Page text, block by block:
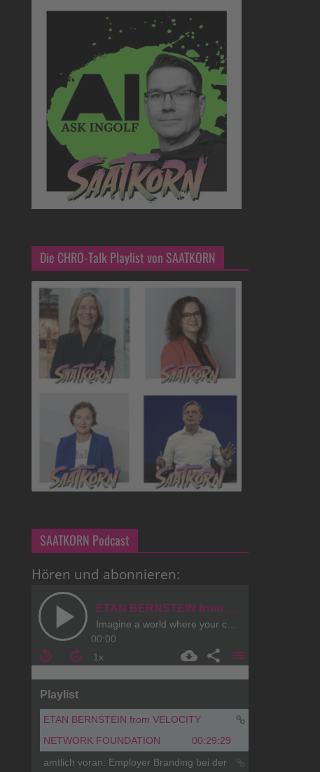
Die CHRO-Talk Playlist von SAATKORN
SAATKORN Podcast
Hören und abonnieren: